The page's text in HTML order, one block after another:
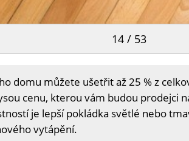
14 / 53
domu můžete ušetřit až 25 % z
cenu, kterou vám budou prodejci
je lepší pokládka světlé nebo
vytápění.